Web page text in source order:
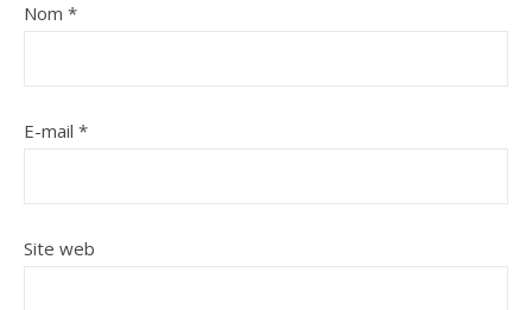
Nom *
E-mail *
Site web